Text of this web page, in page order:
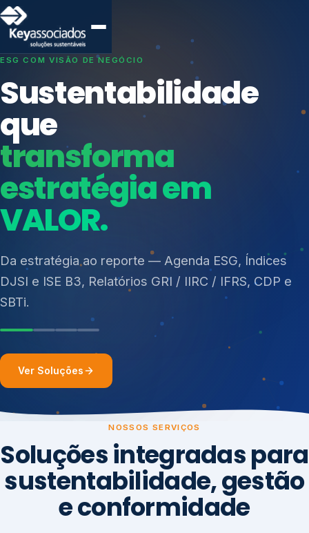
SISTEMAS DE GESTÃO OTIMIZADOS E INTEGRADOS
Conformidade que
protege seu
negócio.
Consultoria, auditoria e treinamentos em ISO 27001,
ISO 27701, ISO 42001, ISO 37001, ISO 9001, ISO
resíduos sólidos (PGRS/PMGRS).
Índices de Mercado
Mudanças Climáticas
Reputação e Cadeia
Reporte Regulatório
Ver Soluções
NOSSOS SERVIÇOS
Soluções integradas para
sustentabilidade, gestão
e conformidade